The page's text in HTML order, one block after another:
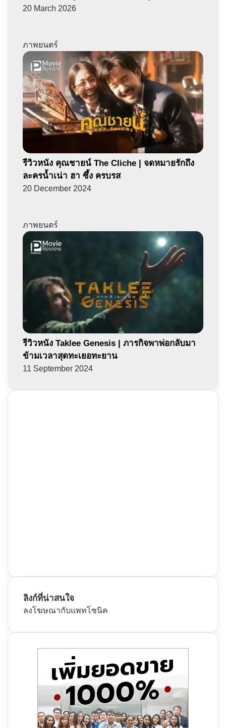
20 March 2026
ภาพยนตร์
รีวิวหนัง คุณชายน์ The Cliche | จดหมายรักถึง
ละครน้ำเน่า ฮา ซึ้ง ครบรส
20 December 2024
ภาพยนตร์
รีวิวหนัง Taklee Genesis | ภารกิจพาพ่อกลับมา
ข้ามเวลาสุดทะเยอทะยาน
11 September 2024
ลิงก์ที่น่าสนใจ
ลงโฆษณากับแพทโซนิค